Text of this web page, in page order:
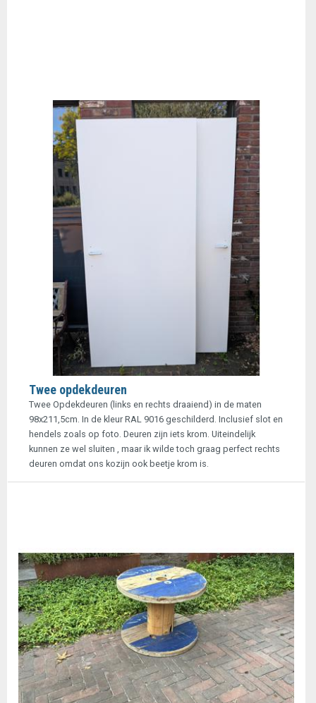
Twee opdekdeuren
Twee Opdekdeuren (links en rechts draaiend) in de maten
98x211,5cm. In de kleur RAL 9016 geschilderd. Inclusief slot en
hendels zoals op foto. Deuren zijn iets krom. Uiteindelijk
kunnen ze wel sluiten , maar ik wilde toch graag perfect rechts
deuren omdat ons kozijn ook beetje krom is.